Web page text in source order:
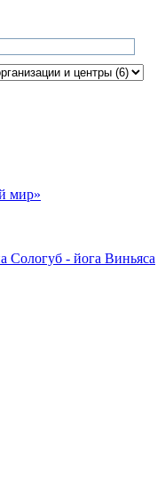
мир»
- йога Виньяса